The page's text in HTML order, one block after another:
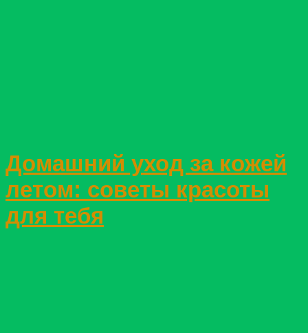
Домашний уход за кожей
летом: советы красоты
для тебя